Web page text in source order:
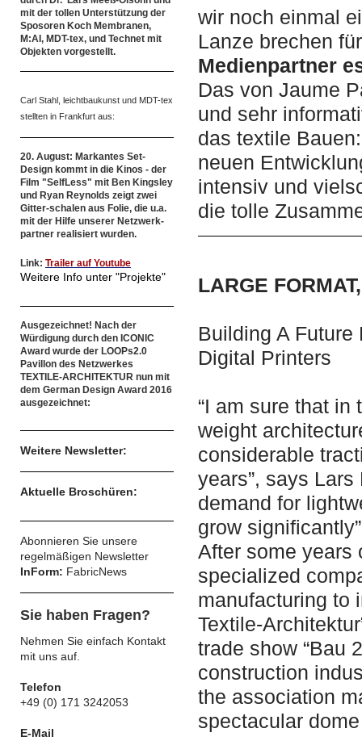
wir noch einmal
Lanze brechen
Medienpartner
Das von Jaume
und sehr
das textile
neuen
intensiv und
die tolle
LARGE
Building A Future
Digital Printers
“I am sure that in
weight
considerable
years”, says
demand for
grow
After some years
specialized
manufacturing to
Textile-
trade show “Bau
construction
the association
spectacular
mit der tollen Unterstützung der
Sposoren Koch Membranen,
M:AI, MDT-tex, und Technet mit
Objekten vorgestellt.
Carl Stahl, leichtbaukunst und MDT-tex
stellten in Frankfurt aus:
20. August: Markantes Set-
Design kommt in die Kinos - der
Film "SelfLess" mit Ben Kingsley
und Ryan Reynolds zeigt zwei
Gitter-schalen aus Folie, die u.a.
mit der Hilfe unserer Netzwerk-
partner realisiert wurden.
Link: Trailer auf Youtube
Weitere Info unter "Projekte"
Ausgezeichnet! Nach der
Würdigung durch den ICONIC
Award wurde der LOOPs2.0
Pavillon des Netzwerkes
TEXTILE-ARCHITEKTUR nun mit
dem German Design Award 2016
ausgezeichnet:
Weitere Newsletter:
Aktuelle Broschüren:
Abonnieren Sie unsere
regelmäßigen Newsletter
InForm: FabricNews
Sie haben Fragen?
Nehmen Sie einfach Kontakt
mit uns auf.
Telefon
+49 (0) 171 3242053
E-Mail